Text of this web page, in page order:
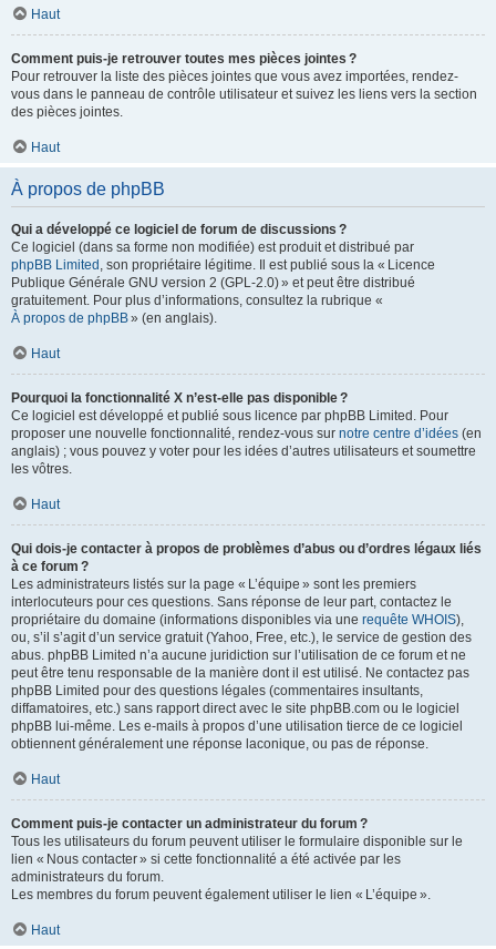
Haut
Comment puis-je retrouver toutes mes pièces jointes ?
Pour retrouver la liste des pièces jointes que vous avez importées, rendez-
vous dans le panneau de contrôle utilisateur et suivez les liens vers la section
des pièces jointes.
Haut
À propos de phpBB
Qui a développé ce logiciel de forum de discussions ?
Ce logiciel (dans sa forme non modifiée) est produit et distribué par
phpBB Limited , son propriétaire légitime. Il est publié sous la « Licence
Publique Générale GNU version 2 (GPL-2.0) » et peut être distribué
gratuitement. Pour plus d’informations, consultez la rubrique «
À propos de phpBB» (en anglais).
Haut
Pourquoi la fonctionnalité X n’est-elle pas disponible ?
Ce logiciel est développé et publié sous licence par phpBB Limited. Pour
proposer une nouvelle fonctionnalité, rendez-vous sur notre centre d’idées (en
anglais) ; vous pouvez y voter pour les idées d’autres utilisateurs et soumettre
les vôtres.
Haut
Qui dois-je contacter à propos de problèmes d’abus ou d’ordres légaux liés
à ce forum ?
Les administrateurs listés sur la page « L’équipe » sont les premiers
interlocuteurs pour ces questions. Sans réponse de leur part, contactez le
propriétaire du domaine (informations disponibles via une requête WHOIS),
ou, s’il s’agit d’un service gratuit (Yahoo, Free, etc.), le service de gestion des
abus. phpBB Limited n’a aucune juridiction sur l’utilisation de ce forum et ne
peut être tenu responsable de la manière dont il est utilisé. Ne contactez pas
phpBB Limited pour des questions légales (commentaires insultants,
diffamatoires, etc.) sans rapport direct avec le site phpBB.com ou le logiciel
phpBB lui-même. Les e-mails à propos d’une utilisation tierce de ce logiciel
obtiennent généralement une réponse laconique, ou pas de réponse.
Haut
Comment puis-je contacter un administrateur du forum ?
Tous les utilisateurs du forum peuvent utiliser le formulaire disponible sur le
lien « Nous contacter » si cette fonctionnalité a été activée par les
administrateurs du forum.
Les membres du forum peuvent également utiliser le lien « L’équipe ».
Haut